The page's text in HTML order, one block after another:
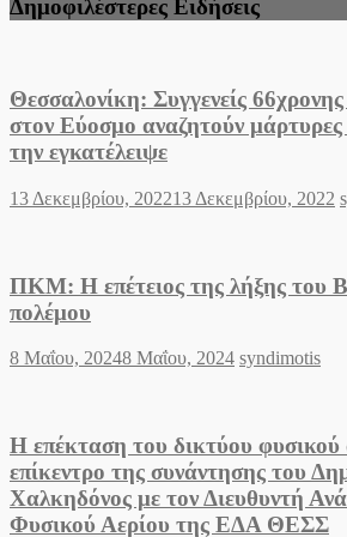
Δημοφιλέστερες Ειδήσεις
Θεσσαλονίκη: Συγγενείς
στον Εύοσμο αναζητούν
την εγκατέλειψε
Posted
13 Δεκεμβρίου, 202213 Δεκεμβρίου, 2022
ΠΚΜ: Η επέτειος της λήξης του
πολέμου
Posted
8 Μαΐου, 20248 Μαΐου, 2024 Author
syndimotis
Η επέκταση του δικτύου φυσικού
επίκεντρο της συνάντησης του
Χαλκηδόνος με τον Διευθυντή
Φυσικού Αερίου της ΕΔΑ ΘΕΣΣ